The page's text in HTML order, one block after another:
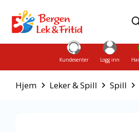
Kundesenter Logg inn
Hjem Leker & Spill Spill